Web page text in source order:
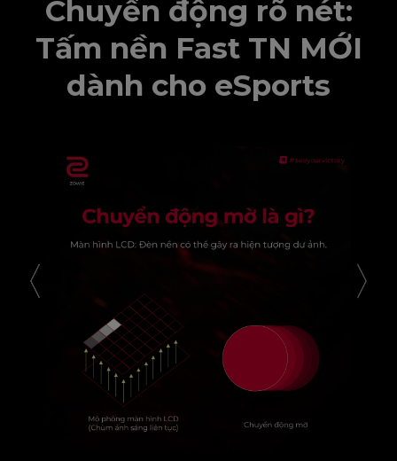
Chuyển động rõ nét:
Tấm nền Fast TN MỚI
dành cho eSports